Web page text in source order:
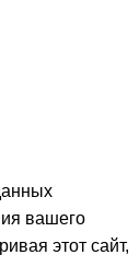
вашего
этот сайт,